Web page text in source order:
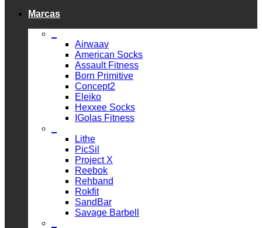
Marcas
Airwaav
American Socks
Assault Fitness
Born Primitive
Concept2
Eleiko
Hexxee Socks
IGolas Fitness
Lithe
PicSil
Project X
Reebok
Rehband
Rokfit
SandBar
Savage Barbell